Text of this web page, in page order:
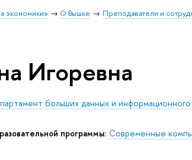
экономики» О Вышке Преподаватели и
Игоревна
больших данных и информационного
программы: Современные